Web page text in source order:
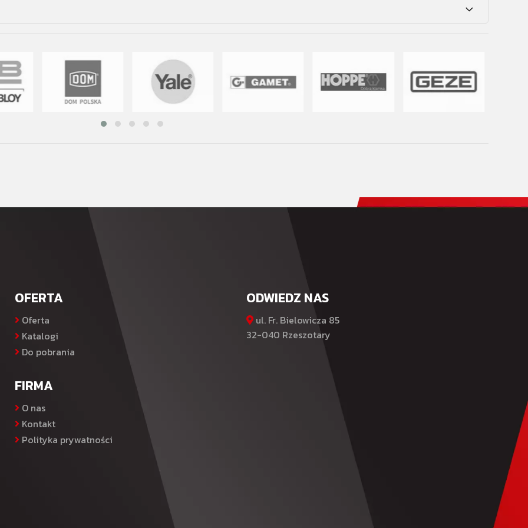
OFERTA
Oferta
Katalogi
Do pobrania
FIRMA
O nas
Kontakt
Polityka prywatności
ODWIEDZ NAS
ul. Fr. Bielowicza 85
32-040 Rzeszotary